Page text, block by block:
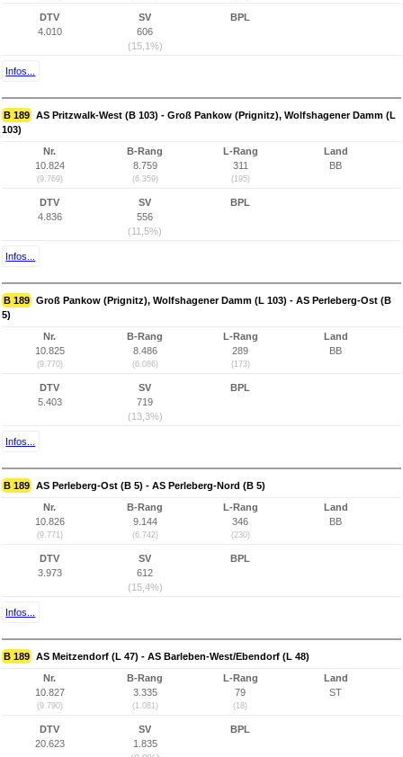
DTV
4.010
SV
606
(15,1%)
BPL
Infos...
B 189 AS Pritzwalk-West (B 103) - Groß Pankow (Prignitz), Wolfshagener Damm (L
103)
Nr.
10.824
(9.769)
B-Rang
8.759
(6.359)
L-Rang
311
(195)
Land
BB
DTV
4.836
SV
556
(11,5%)
BPL
Infos...
B 189 Groß Pankow (Prignitz), Wolfshagener Damm (L 103) - AS Perleberg-Ost (B
5)
Nr.
10.825
(9.770)
B-Rang
8.486
(6.086)
L-Rang
289
(173)
Land
BB
DTV
5.403
SV
719
(13,3%)
BPL
Infos...
B 189 AS Perleberg-Ost (B 5) - AS Perleberg-Nord (B 5)
Nr.
10.826
(9.771)
B-Rang
9.144
(6.742)
L-Rang
346
(230)
Land
BB
DTV
3.973
SV
612
(15,4%)
BPL
Infos...
B 189 AS Meitzendorf (L 47) - AS Barleben-West/Ebendorf (L 48)
Nr.
10.827
(9.790)
B-Rang
3.335
(1.081)
L-Rang
79
(18)
Land
ST
DTV
20.623
SV
1.835
BPL